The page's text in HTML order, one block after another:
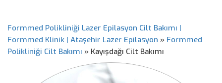
Formmed Polikliniği Lazer Epilasyon Cilt Bakımı |
Formmed Klinik | Ataşehir Lazer Epilasyon » Formmed
Polikliniği Cilt Bakımı » Kayışdağı Cilt Bakımı